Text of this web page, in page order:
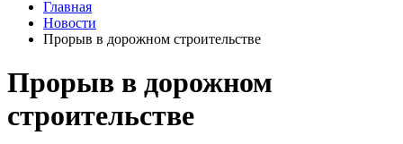
Главная
Новости
Прорыв в дорожном строительстве
Прорыв в дорожном
строительстве